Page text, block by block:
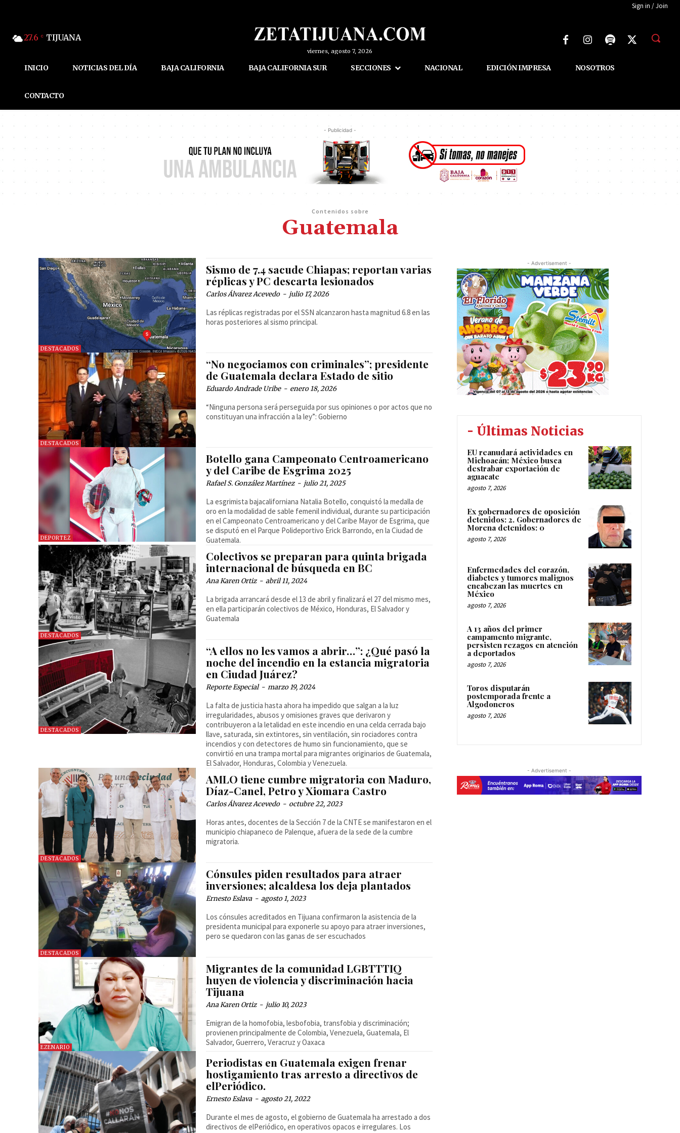
Sign in / Join
27.6 C TIJUANA
viernes, agosto 7, 2026
INICIO NOTICIAS DEL DÍA BAJA CALIFORNIA BAJA CALIFORNIA SUR SECCIONES NACIONAL EDICIÓN IMPRESA NOSOTROS
CONTACTO
- Publicidad -
Contenidos sobre
Guatemala
DESTACADOS
Sismo de 7.4 sacude Chiapas; reportan varias
réplicas y PC descarta lesionados
Carlos Álvarez Acevedo - julio 17, 2026
Las réplicas registradas por el SSN alcanzaron hasta magnitud 6.8 en las
horas posteriores al sismo principal.
DESTACADOS
“No negociamos con criminales”; presidente
de Guatemala declara Estado de sitio
Eduardo Andrade Uribe - enero 18, 2026
“Ninguna persona será perseguida por sus opiniones o por actos que no
constituyan una infracción a la ley”: Gobierno
DEPORTEZ
Botello gana Campeonato Centroamericano
y del Caribe de Esgrima 2025
Rafael S. González Martínez - julio 21, 2025
La esgrimista bajacaliforniana Natalia Botello, conquistó la medalla de
oro en la modalidad de sable femenil individual, durante su participación
en el Campeonato Centroamericano y del Caribe Mayor de Esgrima, que
se disputó en el Parque Polideportivo Erick Barrondo, en la Ciudad de
Guatemala.
DESTACADOS
Colectivos se preparan para quinta brigada
internacional de búsqueda en BC
Ana Karen Ortiz - abril 11, 2024
La brigada arrancará desde el 13 de abril y finalizará el 27 del mismo mes,
en ella participarán colectivos de México, Honduras, El Salvador y
Guatemala
DESTACADOS
“A ellos no les vamos a abrir…”: ¿Qué pasó la
noche del incendio en la estancia migratoria
en Ciudad Juárez?
Reporte Especial - marzo 19, 2024
La falta de justicia hasta ahora ha impedido que salgan a la luz
irregularidades, abusos y omisiones graves que derivaron y
contribuyeron a la letalidad en este incendio en una celda cerrada bajo
llave, saturada, sin extintores, sin ventilación, sin rociadores contra
incendios y con detectores de humo sin funcionamiento, que se
convirtió en una trampa mortal para migrantes originarios de Guatemala,
El Salvador, Honduras, Colombia y Venezuela.
DESTACADOS
AMLO tiene cumbre migratoria con Maduro,
Díaz-Canel, Petro y Xiomara Castro
Carlos Álvarez Acevedo - octubre 22, 2023
Horas antes, docentes de la Sección 7 de la CNTE se manifestaron en el
municipio chiapaneco de Palenque, afuera de la sede de la cumbre
migratoria.
DESTACADOS
Cónsules piden resultados para atraer
inversiones; alcaldesa los deja plantados
Ernesto Eslava - agosto 1, 2023
Los cónsules acreditados en Tijuana confirmaron la asistencia de la
presidenta municipal para exponerle su apoyo para atraer inversiones,
pero se quedaron con las ganas de ser escuchados
EZENARIO
Migrantes de la comunidad LGBTTTIQ
huyen de violencia y discriminación hacia
Tijuana
Ana Karen Ortiz - julio 10, 2023
Emigran de la homofobia, lesbofobia, transfobia y discriminación;
provienen principalmente de Colombia, Venezuela, Guatemala, El
Salvador, Guerrero, Veracruz y Oaxaca
Periodistas en Guatemala exigen frenar
hostigamiento tras arresto a directivos de
elPeriódico.
Ernesto Eslava - agosto 21, 2022
Durante el mes de agosto, el gobierno de Guatemala ha arrestado a dos
directivos de elPeriódico, en operativos opacos e irregulares. Los
- Advertisement -
- Últimas Noticias
EU reanudará actividades en
Michoacán; México busca
destrabar exportación de
aguacate
agosto 7, 2026
Ex gobernadores de oposición
detenidos: 2. Gobernadores de
Morena detenidos: 0
agosto 7, 2026
Enfermedades del corazón,
diabetes y tumores malignos
encabezan las muertes en
México
agosto 7, 2026
A 13 años del primer
campamento migrante,
persisten rezagos en atención
a deportados
agosto 7, 2026
Toros disputarán
postemporada frente a
Algodoneros
agosto 7, 2026
- Advertisement -